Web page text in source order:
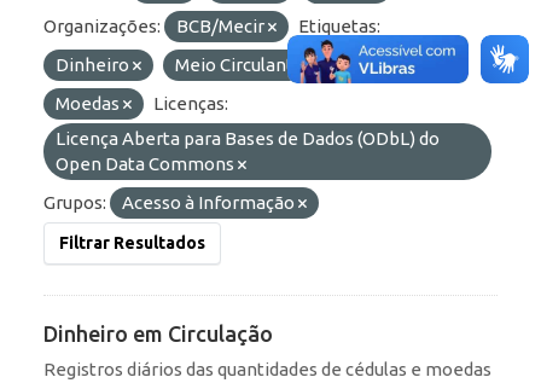
Organizações:
BCB/Mecir
Etiquetas:
Dinheiro
Meio Circulante
Numerário
Moedas
Licenças:
Licença Aberta para Bases de Dados (ODbL) do
Open Data Commons
Grupos:
Acesso à Informação
Filtrar Resultados
Dinheiro em Circulação
Registros diários das quantidades de cédulas e moedas